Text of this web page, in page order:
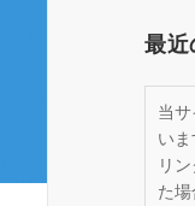
最近
当
いま
リ
た